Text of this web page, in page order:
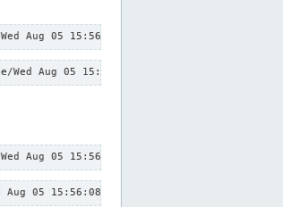
Aug 05 15:56:08 CEST 2026/down.txt"
Wed Aug 05 15:56:08 CEST 2026/down.txt"
Aug 05 15:56:08 CEST 2026/down.txt"
05 15:56:08 CEST 2026/down.txt"